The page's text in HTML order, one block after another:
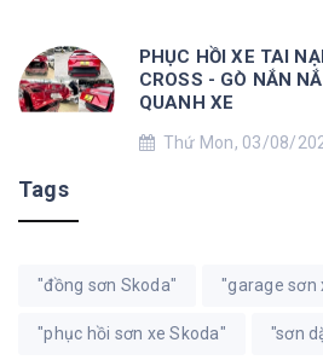
PHỤC HỒI XE TAI
CROSS - GÒ NẮN
QUANH XE
Thứ Mon, 03/08/
Tags
"đồng sơn Skoda" "garage sơn
"phục hồi sơn xe Skoda" "sơn